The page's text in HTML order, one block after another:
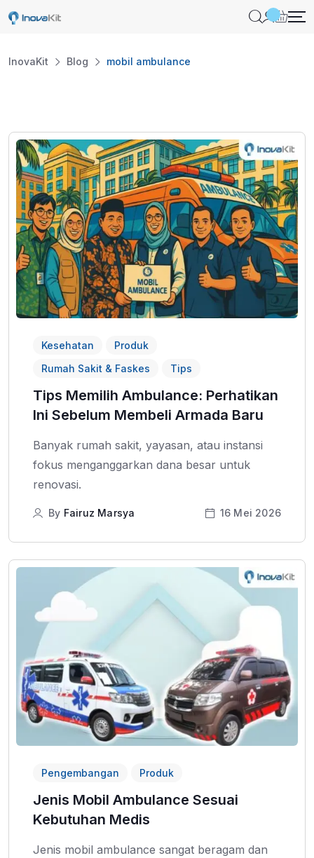
Skip
InovaKit Blog mobil ambulance
Kesehatan
Produk
Rumah Sakit & Faskes
Tips
Tips Memilih Ambulance: Perhatikan
Ini Sebelum Membeli Armada Baru
Banyak rumah sakit, yayasan, atau instansi
fokus menganggarkan dana besar untuk
renovasi.
By Fairuz Marsya 16 Mei 2026
Pengembangan Produk
Jenis Mobil Ambulance Sesuai
Kebutuhan Medis
Jenis mobil ambulance sangat beragam dan